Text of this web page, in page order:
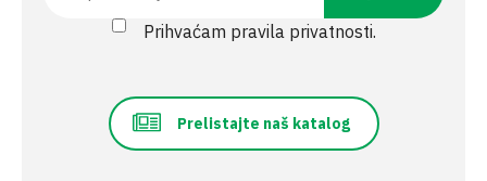
Prihvaćam pravila privatnosti.
Prelistajte naš katalog